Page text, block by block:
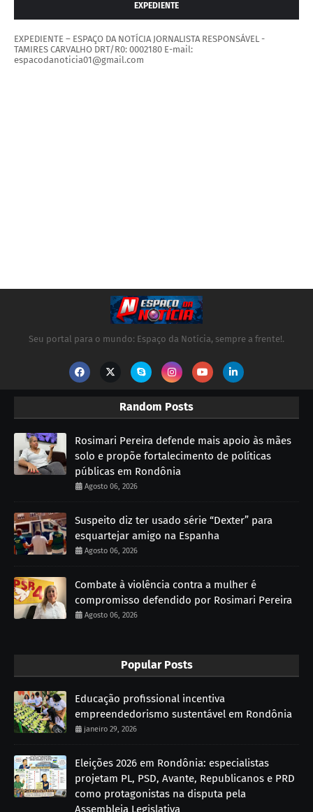
EXPEDIENTE
EXPEDIENTE – ESPAÇO DA NOTÍCIA JORNALISTA RESPONSÁVEL -
TAMIRES CARVALHO DRT/R0: 0002180 E-mail:
espacodanoticia01@gmail.com
Seu portal para o mundo: Espaço da Notícia, sempre a frente!.
Random Posts
Rosimari Pereira defende mais apoio às mães
solo e propõe fortalecimento de políticas
públicas em Rondônia
Agosto 06, 2026
Suspeito diz ter usado série “Dexter” para
esquartejar amigo na Espanha
Agosto 06, 2026
Combate à violência contra a mulher é
compromisso defendido por Rosimari Pereira
Agosto 06, 2026
Popular Posts
Educação profissional incentiva
empreendedorismo sustentável em Rondônia
janeiro 29, 2026
Eleições 2026 em Rondônia: especialistas
projetam PL, PSD, Avante, Republicanos e PRD
como protagonistas na disputa pela
Assembleia Legislativa